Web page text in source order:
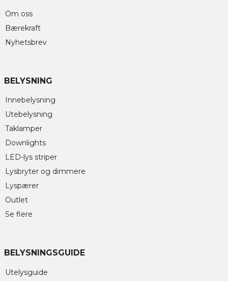
Om oss
Bærekraft
Nyhetsbrev
BELYSNING
Innebelysning
Utebelysning
Taklamper
Downlights
LED-lys striper
Lysbryter og dimmere
Lyspærer
Outlet
Se flere
BELYSNINGSGUIDE
Utelysguide